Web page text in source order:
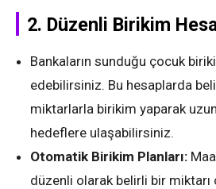
2. Düzenli Birikim
Bankaların sunduğu çocuk
edebilirsiniz. Bu hesaplarda
miktarlarla birikim yaparak
hedeflere ulaşabilirsiniz.
Otomatik Birikim Planları:
düzenli olarak belirli bir miktarı